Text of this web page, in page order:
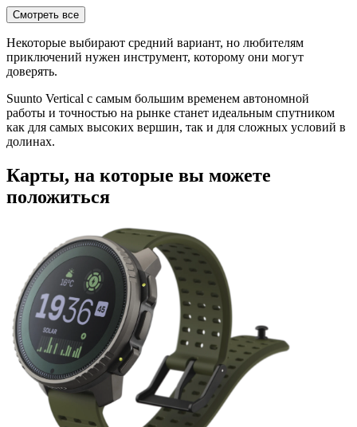
Смотреть все
Некоторые выбирают средний вариант, но любителям
приключений нужен инструмент, которому они могут
доверять.
Suunto Vertical с самым большим временем автономной
работы и точностью на рынке станет идеальным спутником
как для самых высоких вершин, так и для сложных условий в
долинах.
Карты, на которые вы можете
положиться